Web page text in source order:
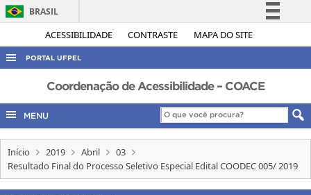
ACESSIBILIDADE CONTRASTE MAPA DO SITE
BRASIL
Simplifique!
Legislação
Canais
PORTAL UFPEL
ACESSO À INFORMAÇÃO
AUDITORIA
COBALTO
CONCURSOS
Coordenação de Acessibilidade – COACE
MENU
Início 2019 Abril
03
Resultado Final do Processo Seletivo Especial Edital COODEC 005/ 2019